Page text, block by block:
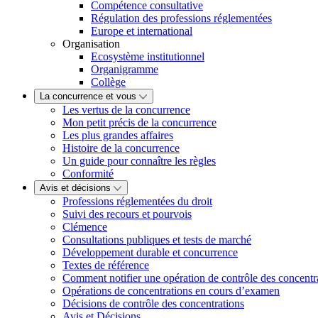
Compétence consultative
Régulation des professions réglementées
Europe et international
Organisation
Ecosystème institutionnel
Organigramme
Collège
La concurrence et vous
Les vertus de la concurrence
Mon petit précis de la concurrence
Les plus grandes affaires
Histoire de la concurrence
Un guide pour connaître les règles
Conformité
Avis et décisions
Professions réglementées du droit
Suivi des recours et pourvois
Clémence
Consultations publiques et tests de marché
Développement durable et concurrence
Textes de référence
Comment notifier une opération de contrôle des
Opérations de concentrations en cours d’examen
Décisions de contrôle des concentrations